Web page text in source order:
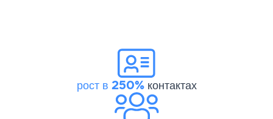
рост в 250%контактах